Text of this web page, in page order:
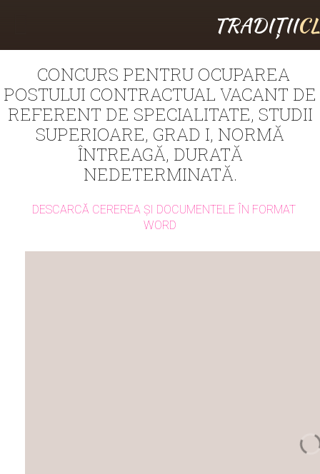
TRADIȚII
CONCURS PENTRU OCUPAREA
POSTULUI CONTRACTUAL VACANT DE
REFERENT DE SPECIALITATE, STUDII
SUPERIOARE, GRAD I, NORMĂ
ÎNTREAGĂ, DURATĂ
NEDETERMINATĂ.
DESCARCĂ CEREREA ȘI DOCUMENTELE ÎN FORMAT
WORD